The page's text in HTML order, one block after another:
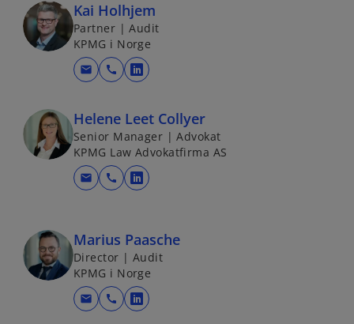
Kai Holhjem
Partner | Audit
KPMG i Norge
mail call
o
e
n
s
i
n
e
w
t
a
Helene Leet Collyer
Senior Manager | Advokat
KPMG Law Advokatfirma AS
mail call
o
n
s
i
n
Marius Paasche
Director | Audit
KPMG i Norge
mail call
o